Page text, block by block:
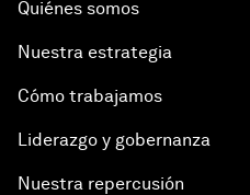
Quiénes somos
Nuestra estrategia
Cómo trabajamos
Liderazgo y gobernanza
Nuestra repercusión